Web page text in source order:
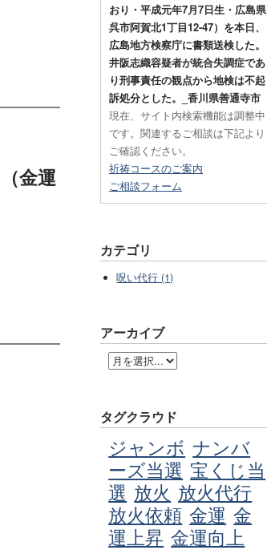
金運
おり・平成元年7月7日生・広島県
呉市阿賀北1丁目12-47）を本日、
広島地方検察庁に書類送検した。
井阪志織容疑者が統合失調症であ
り刑事責任の観点から地検は不起
訴処分とした。_香川県善通寺市
現在、サイト内検索機能は調整中
です。関連するご相談は下記より
ご確認ください。
祈祷コースのご案内
ご相談フォーム
カテゴリ
呪い代行 (1)
アーカイブ
タグクラウド
ジャンボ ナンバ
ーズ当選 宝くじ当
選 放火 放火代行
放火依頼 金運 金
運上昇 金運向上